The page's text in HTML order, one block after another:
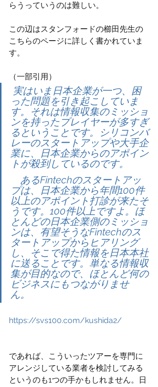
らうっていうのは難しい。
この辺はスタンフォードの櫛田先生の
こちらのページに詳しく書かれていま
す。
（一部引用）
った問題を引き起こしていま
す。それは情報収集のミッショ
ンを持ったプレイヤーが多すぎ
るということです。シリコンバ
レーのスタートアップや大手企
業に、日本企業からのアポイン
トが殺到しているのです。
あるFintechのスタートアッ
プは、日本企業から年間100件
以上のアポイント打診が来たそ
うです。100件以上ですよ。ほ
とんどの日本企業側のミッショ
ンは、有望そうなFintechのス
タートアップからヒアリング
し、そこで得た情報を日本本社
に送ることです。単なる情報収
集が目的なので、ほとんど何の
ビジネスにもつながりませ
ん。
https://svs100.com/kushida2/
であれば、こういったツアーを専門に
アレンジしている業者を検討してみる
というのも1つの手かもしれません。日